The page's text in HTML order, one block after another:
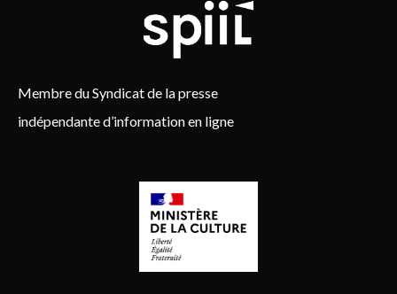
Membre du Syndicat de la presse
indépendante d’information en ligne